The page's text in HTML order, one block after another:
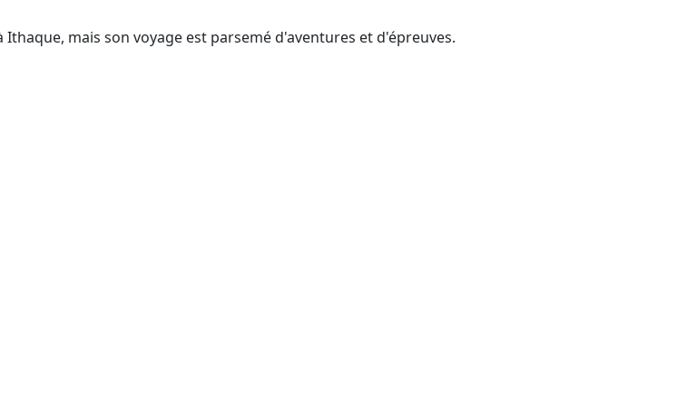
mais son voyage est parsemé d'aventures et d'épreuves.